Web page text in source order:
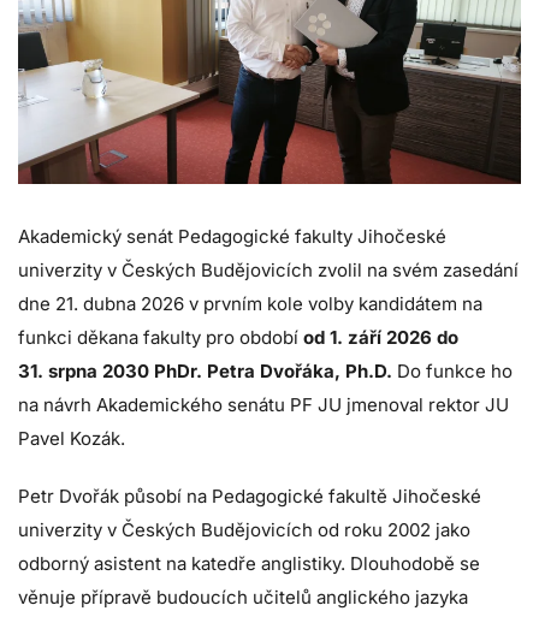
Akademický senát Pedagogické fakulty Jihočeské
univerzity v Českých Budějovicích zvolil na svém zasedání
dne 21. dubna 2026 v prvním kole volby kandidátem na
funkci děkana fakulty pro období od 1. září 2026 do
31. srpna 2030 PhDr. Petra Dvořáka, Ph.D. Do funkce ho
na návrh Akademického senátu PF JU jmenoval rektor JU
Pavel Kozák.
Petr Dvořák působí na Pedagogické fakultě Jihočeské
univerzity v Českých Budějovicích od roku 2002 jako
odborný asistent na katedře anglistiky. Dlouhodobě se
věnuje přípravě budoucích učitelů anglického jazyka